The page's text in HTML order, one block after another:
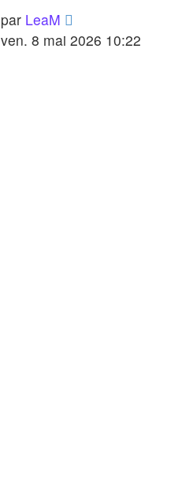
par LeaM
ven. 8 mai 2026 10:22